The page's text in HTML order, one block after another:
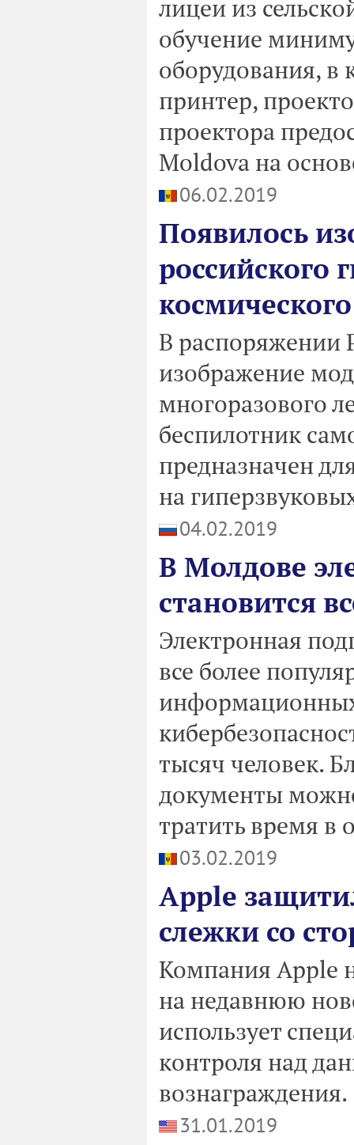
лицеи из
обучение
оборудования, в
принтер,
проектора
Moldova на
06.02.2019
Появилось
российского
В распоряжении
изображение
многоразового
беспилотник
предназначен
на
04.02.2019
В Молдове
становится
Электронная
все более
тысяч человек.
документы
тратить время в
03.02.2019
Apple
слежки со
Компания Apple
на недавнюю
использует
контроля над
вознаграждения.
31.01.2019